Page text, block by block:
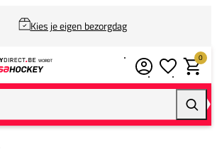
Kies je eigen bezorgdag
0